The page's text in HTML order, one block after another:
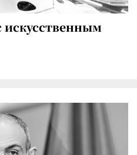
искусственным